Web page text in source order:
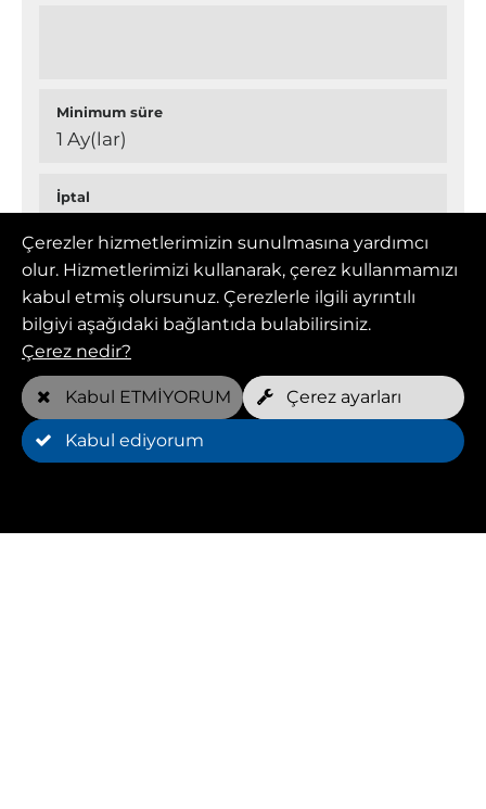
Minimum süre
1 Ay(lar)
İptal
Üye (FOREVER YOUNG)
Aylık fiyat
109,00 EUR
Çerezler hizmetlerimizin sunulmasına yardımcı
olur. Hizmetlerimizi kullanarak, çerez kullanmamızı
kabul etmiş olursunuz. Çerezlerle ilgili ayrıntılı
bilgiyi aşağıdaki bağlantıda bulabilirsiniz.
Çerez nedir?
Kabul ETMİYORUM Çerez ayarları
Kabul ediyorum